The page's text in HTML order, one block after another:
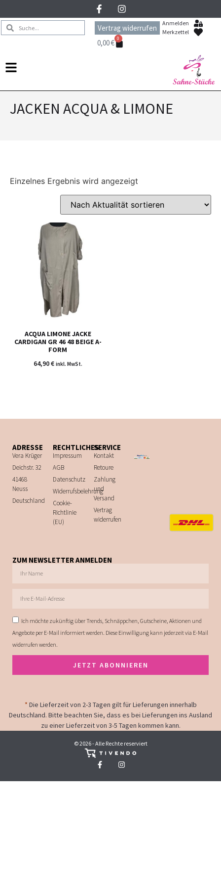
Vertrag widerrufen
Anmelden
Merkzettel
0,00€ 0
JACKEN ACQUA & LIMONE
Einzelnes Ergebnis wird angezeigt
ACQUA LIMONE JACKE
CARDIGAN GR 46 48 BEIGE A-
FORM
64,90€ inkl. MwSt.
ADRESSE
Vera Krüger
Deichstr. 32
41468
Neuss
Deutschland
RECHTLICHES
Impressum
AGB
Datenschutz
Widerrufsbelehrung
Cookie-
Richtlinie
(EU)
SERVICE
Kontakt
Retoure
Zahlung
und
Versand
Vertrag
widerrufen
ZUM NEWSLETTER ANMELDEN
Ich möchte zukünftig über Trends, Schnäppchen, Gutscheine, Aktionen und
Angebote per E-Mail informiert werden. Diese Einwilligung kann jederzeit via E-Mail
widerrufen werden.
JETZT ABONNIEREN
* Die Lieferzeit von 2-3 Tagen gilt für Lieferungen innerhalb
Deutschland. Bitte beachten Sie, dass es bei Lieferungen ins Ausland
zu einer Lieferzeit von 3-5 Tagen kommen kann.
© 2026 - Alle Rechte reserviert